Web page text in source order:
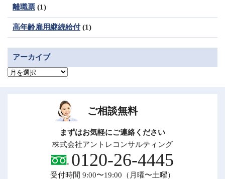
離職票 (1)
高年齢雇用継続給付(1)
アーカイブ
ア
ご相談無料
まずはお気軽にご連絡ください
株式会社アントレコンサルティング
0120-26-4445
受付時間 9:00〜19:00（月曜〜土曜）